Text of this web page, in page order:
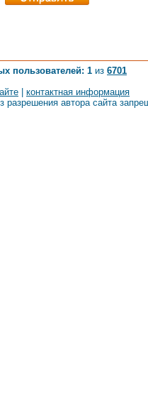
пользователей: 1 из 6701
контактная информация
разрешения автора сайта